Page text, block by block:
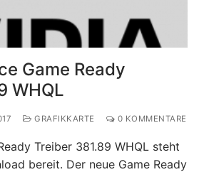
Game Ready
WHQL
GRAFIKKARTE 0 KOMMENTARE
Treiber 381.89 WHQL steht
bereit. Der neue Game Ready